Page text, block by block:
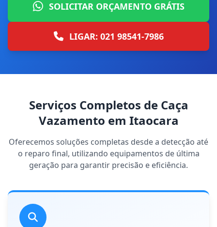
SOLICITAR ORÇAMENTO GRÁTIS
LIGAR: 021 98541-7986
Serviços Completos de Caça
Vazamento em Itaocara
Oferecemos soluções completas desde a detecção até
o reparo final, utilizando equipamentos de última
geração para garantir precisão e eficiência.